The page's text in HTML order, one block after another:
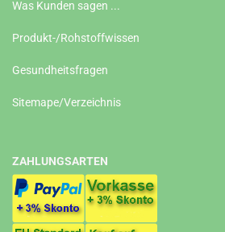
Was Kunden sagen ...
Produkt-/Rohstoffwissen
Gesundheitsfragen
Sitemape/Verzeichnis
ZAHLUNGSARTEN